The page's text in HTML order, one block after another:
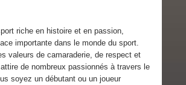
riche en histoire et en passion,
importante dans le monde du sport.
valeurs de camaraderie, de respect et
de nombreux passionnés à travers le
soyez un débutant ou un joueur